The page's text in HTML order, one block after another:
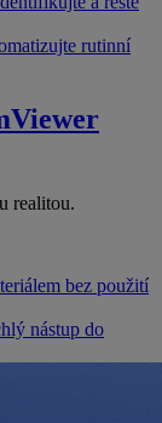
rutinní
realitou.
bez použití
nástup do